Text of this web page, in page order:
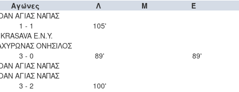
Αγώνες Λ Μ
Έ
ΑΓΙΑΣ ΝΑΠΑΣ
1 - 1
KRASAVA Ε.Ν.Y.
105'
ΟΝΗΣΙΛΟΣ
3 - 0
ΑΓΙΑΣ ΝΑΠΑΣ
89'
89'
ΑΓΙΑΣ ΝΑΠΑΣ
3 - 2
100'